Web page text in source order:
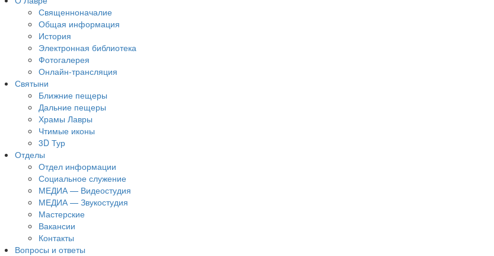
Священноначалие
Общая информация
История
Электронная библиотека
Фотогалерея
Онлайн-трансляция
Святыни
Ближние пещеры
Дальние пещеры
Храмы Лавры
Чтимые иконы
3D Тур
Отделы
Отдел информации
Социальное служение
МЕДИА — Видеостудия
МЕДИА — Звукостудия
Мастерские
Вакансии
Контакты
Вопросы и ответы